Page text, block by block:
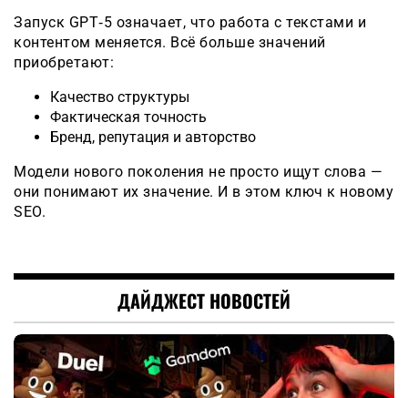
Запуск GPT‑5 означает, что работа с текстами и
контентом меняется. Всё больше значений
приобретают:
Качество структуры
Фактическая точность
Бренд, репутация и авторство
Модели нового поколения не просто ищут слова —
они понимают их значение. И в этом ключ к новому
SEO.
ДАЙДЖЕСТ НОВОСТЕЙ